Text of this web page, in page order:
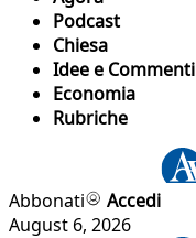
Podcast
Chiesa
Idee e Commenti
Economia
Rubriche
Abbonati
Accedi
August 6, 2026